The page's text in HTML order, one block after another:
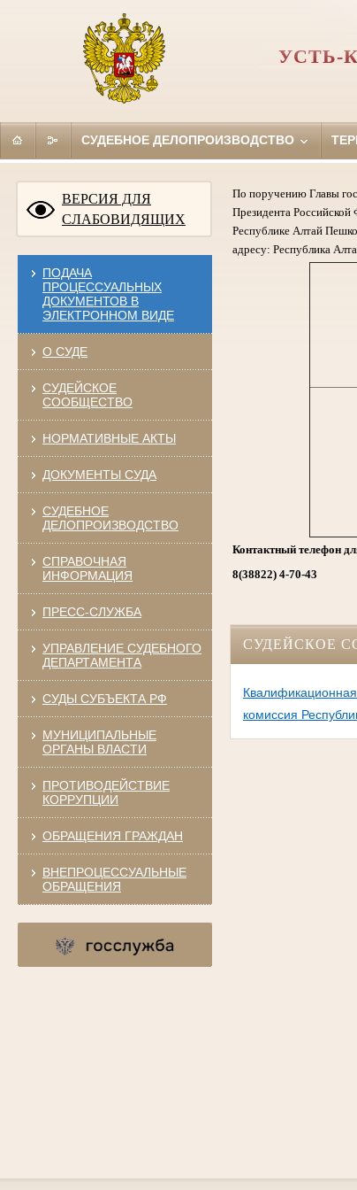
УСТЬ-
СУДЕБНОЕ ДЕЛОПРОИЗВОДСТВО
ВЕРСИЯ ДЛЯ
СЛАБОВИДЯЩИХ
ПОДАЧА
ПРОЦЕССУАЛЬНЫХ
ДОКУМЕНТОВ В
ЭЛЕКТРОННОМ ВИДЕ
О СУДЕ
СУДЕЙСКОЕ
СООБЩЕСТВО
НОРМАТИВНЫЕ АКТЫ
ДОКУМЕНТЫ СУДА
СУДЕБНОЕ
ДЕЛОПРОИЗВОДСТВО
СПРАВОЧНАЯ
ИНФОРМАЦИЯ
ПРЕСС-СЛУЖБА
УПРАВЛЕНИЕ СУДЕБНОГО
ДЕПАРТАМЕНТА
СУДЫ СУБЪЕКТА РФ
МУНИЦИПАЛЬНЫЕ
ОРГАНЫ ВЛАСТИ
ПРОТИВОДЕЙСТВИЕ
КОРРУПЦИИ
ОБРАЩЕНИЯ ГРАЖДАН
ВНЕПРОЦЕССУАЛЬНЫЕ
ОБРАЩЕНИЯ
По поручению Главы
Президента
Республике Алтай
адресу: Республика
Контактный телефон
8(38822) 4-70-43
СУДЕЙСКОЕ
комиссия